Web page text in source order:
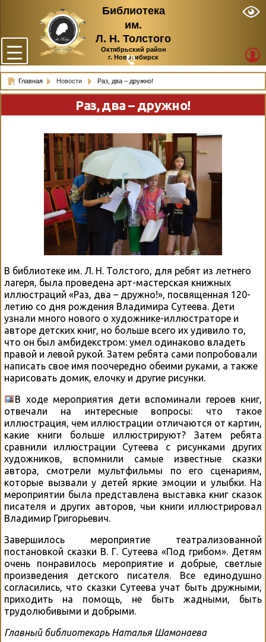
Библиотека
им.
Л. Н. Толстого
Октябрьский район
г. Новосибирск
Главная Новости Раз, два – дружно!
Раз, два – дружно!
В библиотеке им. Л. Н. Толстого, для ребят из летнего
лагеря, была проведена арт-мастерская книжных
иллюстраций «Раз, два – дружно!», посвященная 120-
летию со дня рождения Владимира Сутеева. Дети
узнали много нового о художнике-иллюстраторе и
авторе детских книг, но больше всего их удивило то,
что он был амбидекстром: умел одинаково владеть
правой и левой рукой. Затем ребята сами попробовали
написать свое имя поочередно обеими руками, а также
нарисовать домик, елочку и другие рисунки.
В ходе мероприятия дети вспоминали героев книг,
отвечали на интересные вопросы: что такое
иллюстрация, чем иллюстрации отличаются от картин,
какие книги больше иллюстрируют? Затем ребята
сравнили иллюстрации Сутеева с рисунками других
художников, вспомнили самые известные сказки
автора, смотрели мультфильмы по его сценариям,
которые вызвали у детей яркие эмоции и улыбки. На
мероприятии была представлена выставка книг сказок
писателя и других авторов, чьи книги иллюстрировал
Владимир Григорьевич.
Завершилось мероприятие театрализованной
постановкой сказки В. Г. Сутеева «Под грибом». Детям
очень понравилось мероприятие и добрые, светлые
произведения детского писателя. Все единодушно
согласились, что сказки Сутеева учат быть дружными,
приходить на помощь, не быть жадными, быть
трудолюбивыми и добрыми.
Главный библиотекарь Наталья Шамонаева